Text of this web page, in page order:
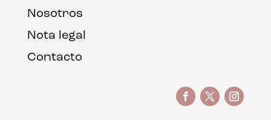
Nosotros
Nota legal
Contacto